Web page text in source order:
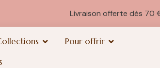
Livraison offerte dès 70
Pour offrir